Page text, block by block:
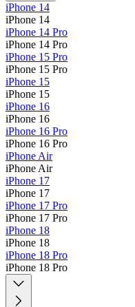
iPhone 14
iPhone 14
iPhone 14 Pro
iPhone 14 Pro
iPhone 15 Pro
iPhone 15 Pro
iPhone 15
iPhone 15
iPhone 16
iPhone 16
iPhone 16 Pro
iPhone 16 Pro
iPhone Air
iPhone Air
iPhone 17
iPhone 17
iPhone 17 Pro
iPhone 17 Pro
iPhone 18
iPhone 18
iPhone 18 Pro
iPhone 18 Pro